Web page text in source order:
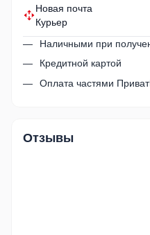
Новая почта
Курьер
Наличными при
Кредитной картой
Оплата частями
Отзывы